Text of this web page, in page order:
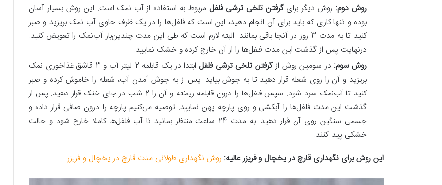
روش دوم: روش دیگر برایگرفتن تلخی ترشی فلفل مربوط به استفاده از آب نمک است. این روش بسیار آسان
بوده و تنها کاری که باید برای آن انجام دهید، این است که فلفل‌ها را در یک ظرف حاوی آب نمک بریزید و صبر
کنید تا به مدت 3 روز در آنجا باقی بمانند. البته لازم است که طی این مدت چندین‌بار آب‌نمک را تعویض کنید.
درنهایت پس‌ از گذشت این مدت فلفل‌ها را از آن خارج کرده و خشک نمایید.
روش سوم: در سومین روش ازگرفتن تلخی ترشی فلفل
ابتدا در یک قابلمه 2 لیتر آب و 3 قاشق غذاخوری نمک
بریزید و آن را روی شعله قرار دهید تا به جوش بیاید. پس‌ از به جوش آمدن آب، شعله را خاموش کرده و صبر
کنید تا آب‌نمک سرد شود. سپس فلفل‌ها را درون قابلمه ریخته و آن را 2 شب در جای خنک قرار دهید. پس‌ از
گذشت این مدت فلفل‌ها را آبکشی و روی پارچه پهن نمایید. توصیه می‌کنیم پارچه را درون صافی قرار داده و
جسمی سنگین روی آن قرار دهید. به مدت 24 ساعت منتظر بمانید تا آب فلفل‌ها کاملا خارج شود و حالت
خشکی پیدا کنند.
این روش برای نگهداری قارچ در یخچال و فریزر عالیه: روش نگهداری طولانی مدت قارچ در یخچال و فریزر